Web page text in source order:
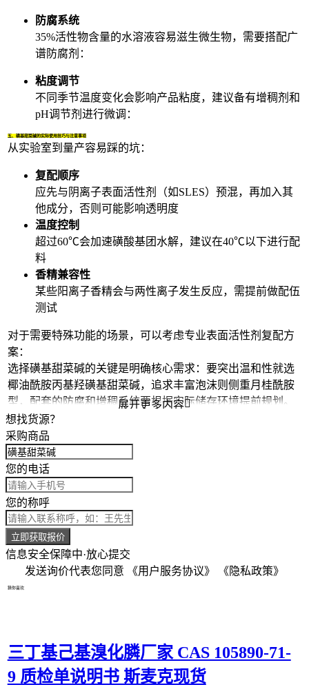
防腐系统
35%活性物含量的水溶液容易滋生微生物，需要搭配广
谱防腐剂 ：
粘度调节
不同季节温度变化会影响产品粘度，建议备有增稠剂 和
pH调节剂 进行微调：
五、磺基甜菜碱的实际使用技巧与注意事项
从实验室到量产容易踩的坑：
复配顺序
应先与阴离子表面活性剂（如SLES）预混，再加入其
他成分，否则可能影响透明度
温度控制
超过60℃会加速磺酸基团水解，建议在40℃以下进行配
料
香精兼容性
某些阳离子香精会与两性离子发生反应，需提前做配伍
测试
对于需要特殊功能的场景，可以考虑专业表面活性剂复配方
案：
选择磺基甜菜碱的关键是明确核心需求：要突出温和性就选
椰油酰胺丙基羟磺基甜菜碱，追求丰富泡沫则侧重月桂酰胺
型，配套的防腐和增稠系统要根据实际储存环境提前规划。
展开更多内容
想找货源？
采购商品
您的电话
您的称呼
立即获取报价
信息安全保障中·放心提交
发送询价代表您同意 《用户服务协议》 《隐私政策》
猜你喜欢
三丁基己基溴化膦厂家 CAS 105890-71-
9 质检单说明书 斯麦克现货